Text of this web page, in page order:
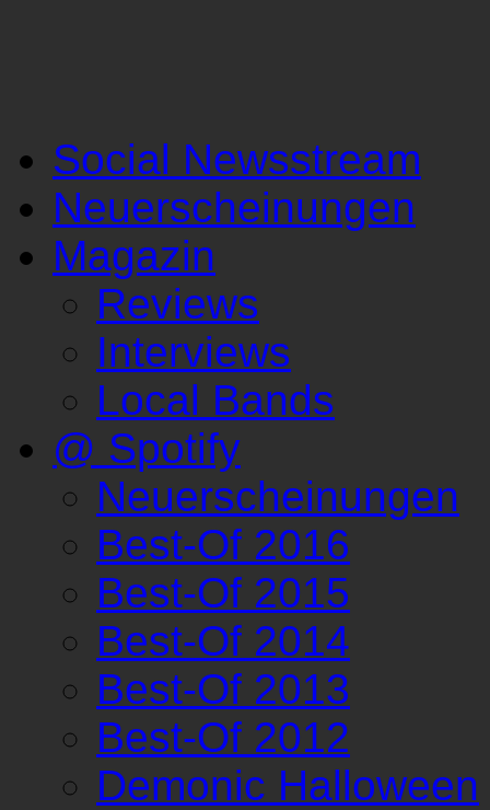
Social Newsstream
Neuerscheinungen
Magazin
Reviews
Interviews
Local Bands
@ Spotify
Neuerscheinungen
Best-Of 2016
Best-Of 2015
Best-Of 2014
Best-Of 2013
Best-Of 2012
Demonic Halloween